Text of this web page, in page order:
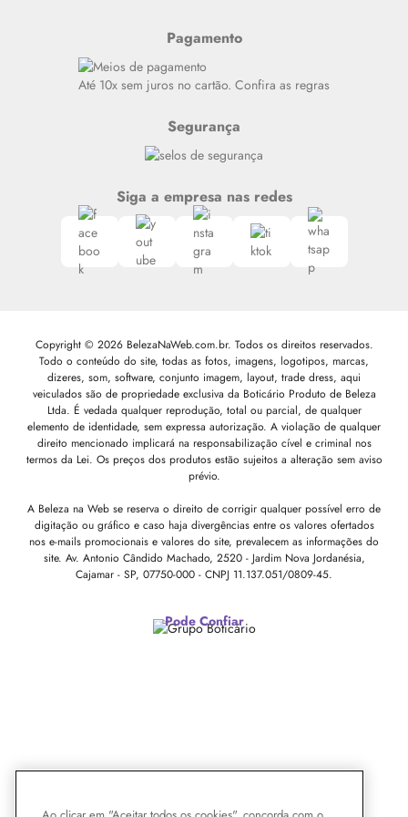
Siga nosso canal no Whatsapp
Pagamento
Até 10x sem juros no cartão. Confira as regras
Segurança
Siga a empresa nas redes
Copyright © 2026 BelezaNaWeb.com.br. Todos os direitos reservados.
Todo o conteúdo do site, todas as fotos, imagens, logotipos, marcas,
dizeres, som, software, conjunto imagem, layout, trade dress, aqui
veiculados são de propriedade exclusiva da Boticário Produto de Beleza
Ltda. É vedada qualquer reprodução, total ou parcial, de qualquer
elemento de identidade, sem expressa autorização. A violação de qualquer
direito mencionado implicará na responsabilização cível e criminal nos
termos da Lei. Os preços dos produtos estão sujeitos a alteração sem aviso
prévio.
A Beleza na Web se reserva o direito de corrigir qualquer possível erro de
digitação ou gráfico e caso haja divergências entre os valores ofertados
nos e-mails promocionais e valores do site, prevalecem as informações do
site. Av. Antonio Cândido Machado, 2520 - Jardim Nova Jordanésia,
Cajamar - SP, 07750-000 - CNPJ 11.137.051/0809-45.
Pode Confiar